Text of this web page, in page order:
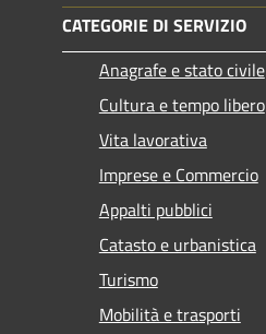
CATEGORIE DI SERVIZIO
Anagrafe e stato civile
Cultura e tempo libero
Vita lavorativa
Imprese e Commercio
Appalti pubblici
Catasto e urbanistica
Turismo
Mobilità e trasporti